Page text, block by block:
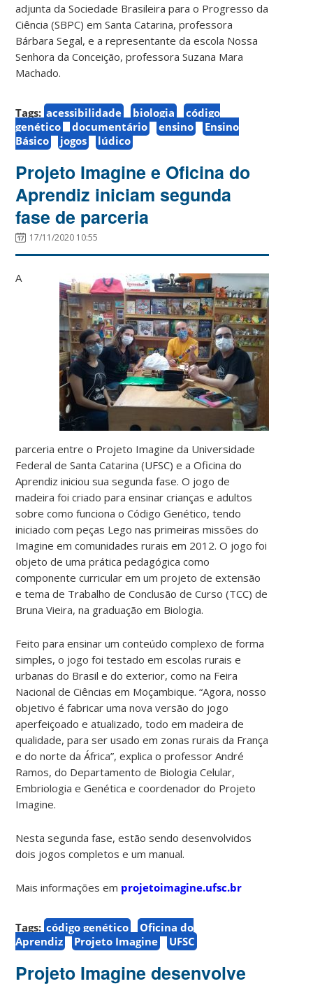
adjunta da Sociedade Brasileira para o Progresso da
Ciência (SBPC) em Santa Catarina, professora
Bárbara Segal, e a representante da escola Nossa
Senhora da Conceição, professora Suzana Mara
Machado.
Tags: acessibilidade biologia
código
genético
documentário ensino
Ensino
Básico
jogos lúdico
Projeto Imagine e Oficina do
Aprendiz iniciam segunda
fase de parceria
17/11/2020 10:55
A
parceria entre o Projeto Imagine da Universidade
Federal de Santa Catarina (UFSC) e a Oficina do
Aprendiz iniciou sua segunda fase. O jogo de
madeira foi criado para ensinar crianças e adultos
sobre como funciona o Código Genético, tendo
iniciado com peças Lego nas primeiras missões do
Imagine em comunidades rurais em 2012. O jogo foi
objeto de uma prática pedagógica como
componente curricular em um projeto de extensão
e tema de Trabalho de Conclusão de Curso (TCC) de
Bruna Vieira, na graduação em Biologia.
Feito para ensinar um conteúdo complexo de forma
simples, o jogo foi testado em escolas rurais e
urbanas do Brasil e do exterior, como na Feira
Nacional de Ciências em Moçambique. “Agora, nosso
objetivo é fabricar uma nova versão do jogo
aperfeiçoado e atualizado, todo em madeira de
qualidade, para ser usado em zonas rurais da França
e do norte da África”, explica o professor André
Ramos, do Departamento de Biologia Celular,
Embriologia e Genética e coordenador do Projeto
Imagine.
Nesta segunda fase, estão sendo desenvolvidos
dois jogos completos e um manual.
Mais informações em projetoimagine.ufsc.br
Tags: código genético
Oficina do
Aprendiz
Projeto Imagine UFSC
Projeto Imagine desenvolve